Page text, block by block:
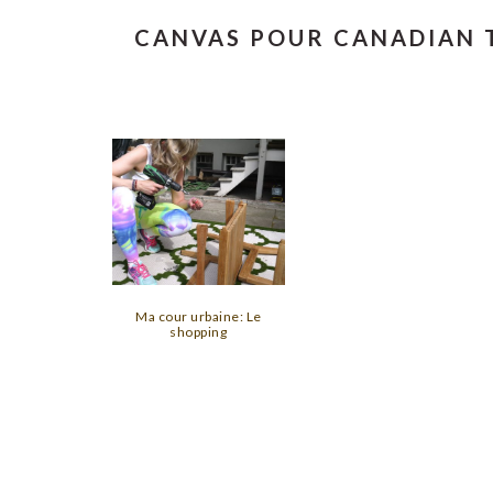
CANVAS POUR CANADIAN
Ma cour urbaine: Le
shopping